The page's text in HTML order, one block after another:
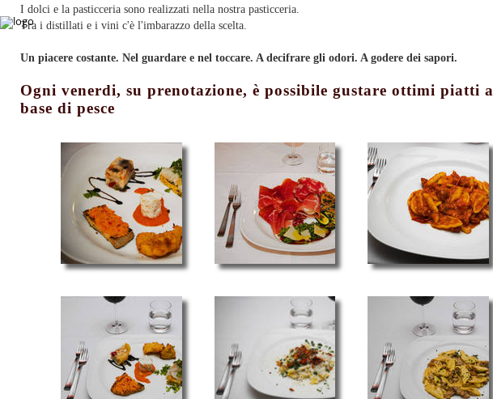
I dolci e la pasticceria sono realizzati nella nostra pasticceria.
Tra i distillati e i vini c'è l'imbarazzo della scelta.
Un piacere costante. Nel guardare e nel toccare. A decifrare gli odori. A godere dei sapori.
Ogni venerdi, su prenotazione, è possibile gustare ottimi piatti a
base di pesce